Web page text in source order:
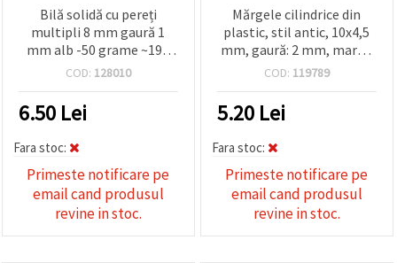
Bilă solidă cu pereți
multipli 8 mm gaură 1
mm alb -50 grame ~190
buc
COD: 128010
6.50 Lei
Fara stoc:
Primeste notificare pe
email cand produsul
revine in stoc.
Mărgele cilindrice din
plastic, stil antic, 10x4,5
mm, gaură: 2 mm, maro -
50 g (~310 buc.)
COD: 119789
5.20 Lei
Fara stoc:
Primeste notificare pe
email cand produsul
revine in stoc.